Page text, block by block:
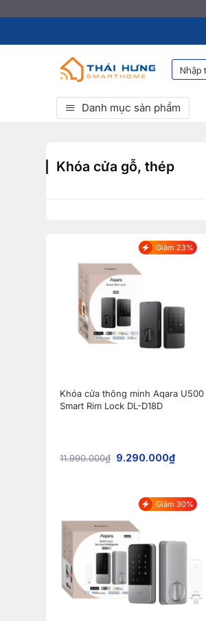
qua
Danh mục sản phẩm
Khóa cửa gỗ, thép
Giảm 23%
Khóa cửa thông minh Aqara U500
Smart Rim Lock DL-D18D
11.990.000₫ 9.290.000₫
Giảm 30%